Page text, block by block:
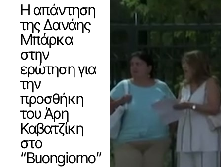
Η απάντηση
της Δανάης
Μπάρκα
στην
ερώτηση για
την
προσθήκη
του Άρη
Καβατζίκη
στο
“Buongiorno”